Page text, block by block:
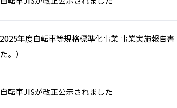
2025年度自転車等規格標準化事業 事業実施報告
た。）
自転車JISが改正公示されました